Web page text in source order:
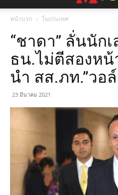
หน้าแรก ในประเทศ
“ชาดา” ลั่นนัก
ธน.ไม่ตีสองหน้
นำ สส.ภท.”วอ
23 มีนาคม 2021